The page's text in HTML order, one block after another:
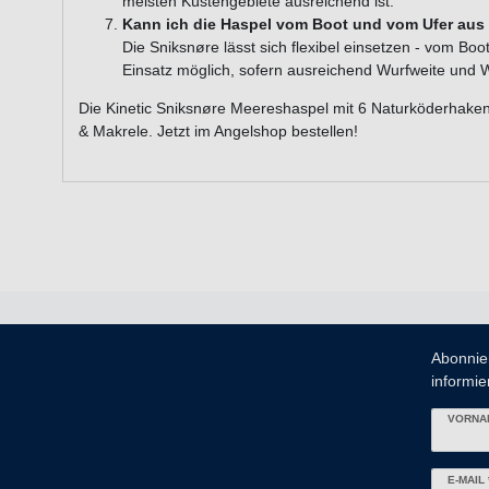
Kann ich die Haspel vom Boot und vom Ufer
Die Sniksnøre lässt sich flexibel einsetzen - vom
Einsatz möglich, sofern ausreichend Wurfweite und
Die Kinetic Sniksnøre Meereshaspel mit 6
& Makrele. Jetzt im Angelshop bestellen!
E-MAIL